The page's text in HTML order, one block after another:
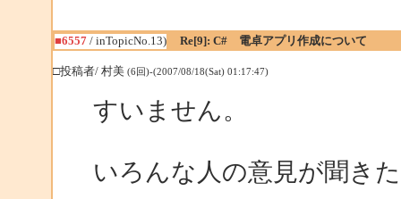
■6557/ inTopicNo.13) Re[9]: C# 電卓アプリ作成について
□投稿者/ 村美 (6回)-(2007/08/18(Sat) 01:17:47)
すいません。
いろんな人の意見が聞き